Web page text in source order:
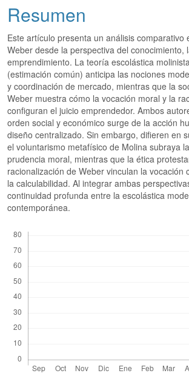
Resumen
Este artículo presenta un análisis comparativo
Weber desde la perspectiva del conocimiento,
emprendimiento. La teoría escolástica
(estimación común) anticipa las nociones
y coordinación de mercado, mientras que la
Weber muestra cómo la vocación moral y la
configuran el juicio emprendedor. Ambos
orden social y económico surge de la acción
diseño centralizado. Sin embargo, difieren en
el voluntarismo metafísico de Molina subraya
prudencia moral, mientras que la ética
racionalización de Weber vinculan la vocación
la calculabilidad. Al integrar ambas
continuidad profunda entre la escolástica
contemporánea.